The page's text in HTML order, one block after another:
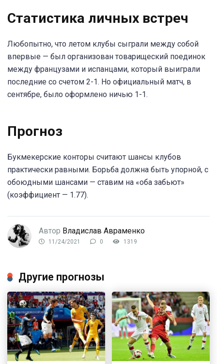
Статистика личных встреч
Любопытно, что летом клубы сыграли между собой
впервые — был организован товарищеский поединок
между французами и испанцами, который выиграли
последние со счетом 2-1. Но официальный матч, в
сентябре, было оформлено ничью 1-1.
Прогноз
Букмекерские конторы считают шансы клубов
практически равными. Борьба должна быть упорной, с
обоюдными шансами — ставим на «оба забьют»
(коэффициент — 1.77).
Автор Владислав Авраменко
11/24/2021 0 1319
Другие прогнозы